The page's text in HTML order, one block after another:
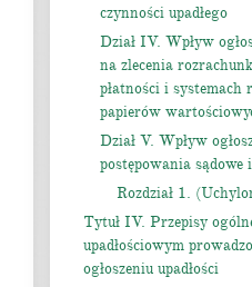
czynności upadłego
Dział IV. Wpływ
na zlecenia
płatności i systemach
papierów
Dział V. Wpływ
postępowania
Rozdział 1.
Tytuł IV. Przepisy
upadłościowym
ogłoszeniu upadłości